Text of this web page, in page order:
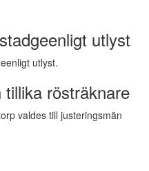
utlyst
utlyst.
rösträknare
valdes till justeringsmän